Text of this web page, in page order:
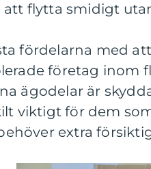
flytta smidigt
fördelarna med
företag inom
ägodelar är
viktigt för dem
extra